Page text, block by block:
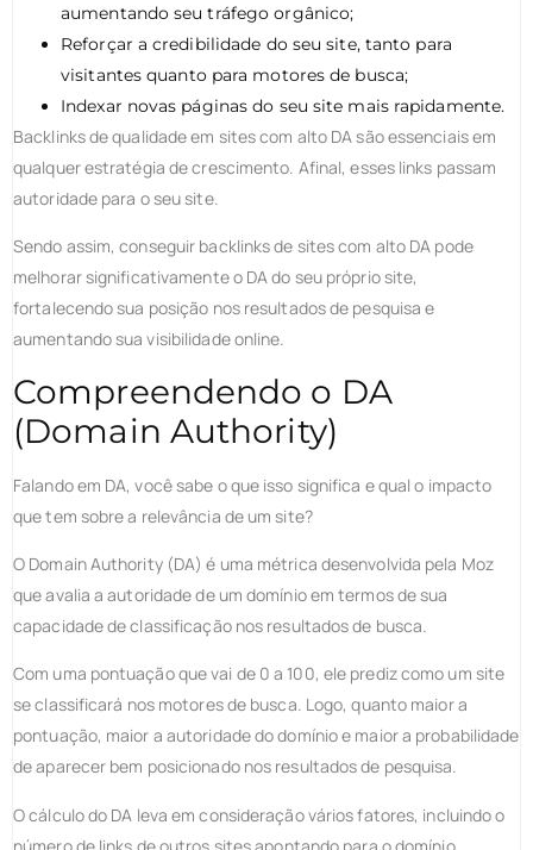
aumentando seu tráfego orgânico;
Reforçar a credibilidade do seu site, tanto para
visitantes quanto para motores de busca;
Indexar novas páginas do seu site mais rapidamente.
Backlinks de qualidade em sites com alto DA são essenciais em
qualquer estratégia de crescimento. Afinal, esses links passam
autoridade para o seu site.
Sendo assim, conseguir backlinks de sites com alto DA pode
melhorar significativamente o DA do seu próprio site,
fortalecendo sua posição nos resultados de pesquisa e
aumentando sua visibilidade online.
Compreendendo o DA
(Domain Authority)
Falando em DA, você sabe o que isso significa e qual o impacto
que tem sobre a relevância de um site?
O Domain Authority (DA) é uma métrica desenvolvida pela Moz
que avalia a autoridade de um domínio em termos de sua
capacidade de classificação nos resultados de busca.
Com uma pontuação que vai de 0 a 100, ele prediz como um site
se classificará nos motores de busca. Logo, quanto maior a
pontuação, maior a autoridade do domínio e maior a probabilidade
de aparecer bem posicionado nos resultados de pesquisa.
O cálculo do DA leva em consideração vários fatores, incluindo o